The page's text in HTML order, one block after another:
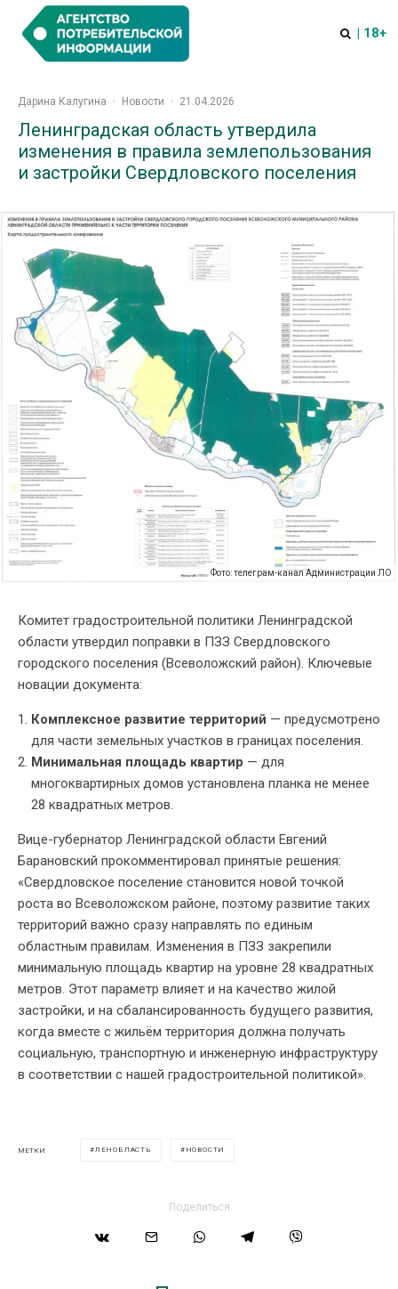
| 18+
Дарина Калугина · Новости · 21.04.2026
Ленинградская область утвердила
изменения в правила землепользования
и застройки Свердловского поселения
Фото: телеграм-канал Администрации ЛО
Комитет градостроительной политики Ленинградской
области утвердил поправки в ПЗЗ Свердловского
городского поселения (Всеволожский район). Ключевые
новации документа:
Комплексное развитие территорий — предусмотрено
для части земельных участков в границах поселения.
Минимальная площадь квартир — для
многоквартирных домов установлена планка не менее
28 квадратных метров.
Вице-губернатор Ленинградской области Евгений
Барановский прокомментировал принятые решения:
«Свердловское поселение становится новой точкой
роста во Всеволожском районе, поэтому развитие таких
территорий важно сразу направлять по единым
областным правилам. Изменения в ПЗЗ закрепили
минимальную площадь квартир на уровне 28 квадратных
метров. Этот параметр влияет и на качество жилой
застройки, и на сбалансированность будущего развития,
когда вместе с жильём территория должна получать
социальную, транспортную и инженерную инфраструктуру
в соответствии с нашей градостроительной политикой».
МЕТКИ ЛЕНОБЛАСТЬ НОВОСТИ
Поделиться